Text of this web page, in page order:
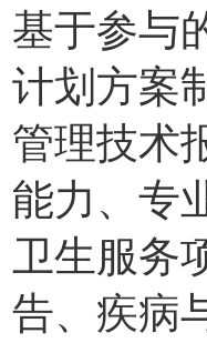
基于参与
计划方案
管理技术
能力、专
卫生服务
告、疾病